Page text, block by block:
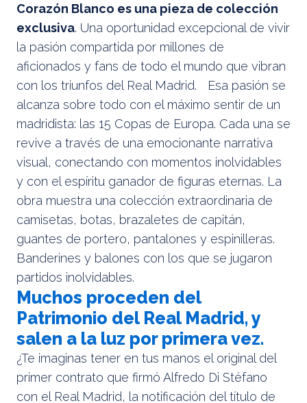
Corazón Blanco es una pieza de colección
exclusiva. Una oportunidad excepcional de vivir
la pasión compartida por millones de
aficionados y fans de todo el mundo que vibran
con los triunfos del Real Madrid. Esa pasión se
alcanza sobre todo con el máximo sentir de un
madridista: las 15 Copas de Europa. Cada una se
revive a través de una emocionante narrativa
visual, conectando con momentos inolvidables
y con el espíritu ganador de figuras eternas. La
obra muestra una colección extraordinaria de
camisetas, botas, brazaletes de capitán,
guantes de portero, pantalones y espinilleras.
Banderines y balones con los que se jugaron
partidos inolvidables.
Muchos proceden del
Patrimonio del Real Madrid, y
salen a la luz por primera vez.
¿Te imaginas tener en tus manos el original del
primer contrato que firmó Alfredo Di Stéfano
con el Real Madrid, la notificación del título de